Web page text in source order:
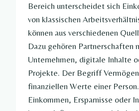
Bereich unterscheidet sich
von klassischen
können aus verschiedenen
Dazu gehören Partnerschaften
Unternehmen, digitale Inhalte
Projekte. Der Begriff
finanziellen Werte einer
Einkommen, Ersparnisse oder